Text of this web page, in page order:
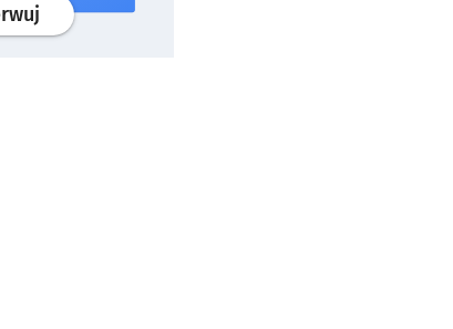
profilgoogle news